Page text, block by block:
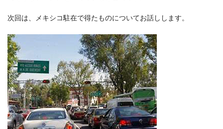
次回は、メキシコ駐在で得たものについてお話しします。